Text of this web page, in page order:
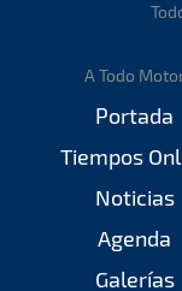
A Todo
Portada
Tiempos
Noticias
Agenda
Galerías